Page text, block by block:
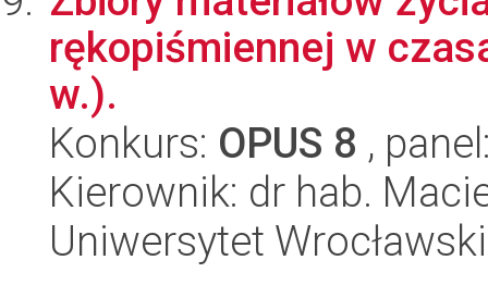
rękopiśmiennej w
w.).
Konkurs: OPUS 8 ,
Kierownik: dr hab.
Uniwersytet